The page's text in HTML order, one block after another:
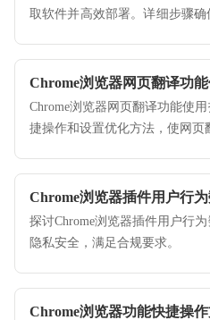
取软件并高效部署。详细步骤确
障。
Chrome浏览器网页翻译功
Chrome浏览器网页翻译功能使
捷操作和设置优化方法，使网页
Chrome浏览器插件用户行
探讨Chrome浏览器插件用户行
隐私安全，满足合规要求。
Chrome浏览器功能快捷操